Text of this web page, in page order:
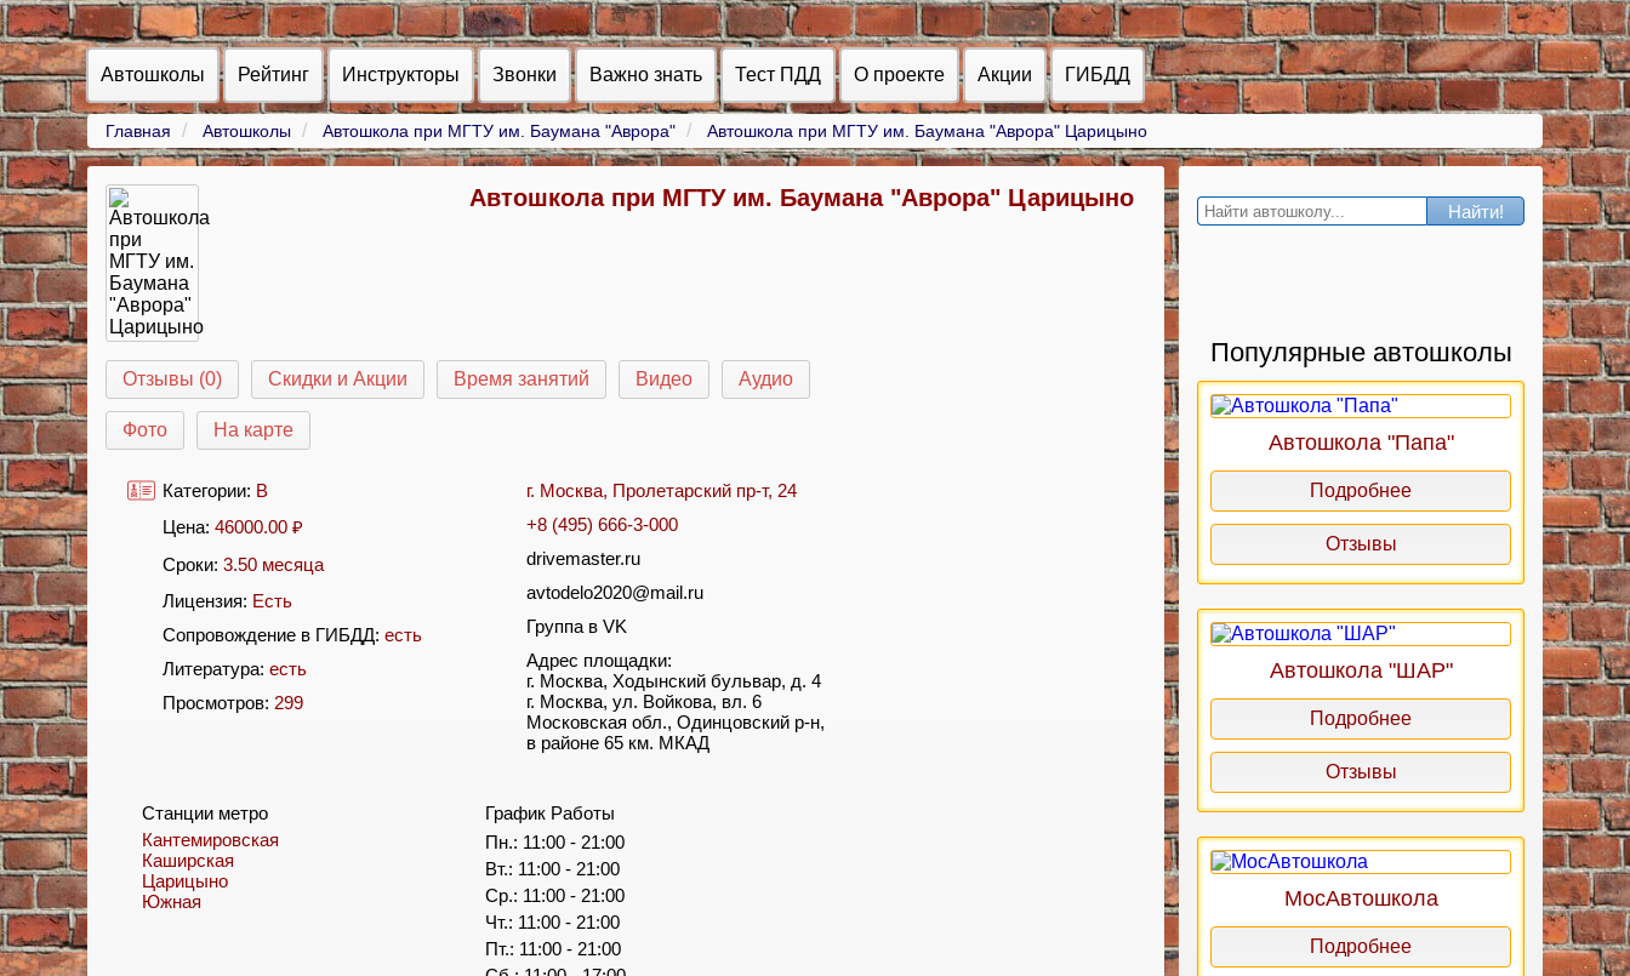
Автошколы Рейтинг Инструкторы Звонки Важно знать Тест ПДД О проекте Акции ГИБДД
Главная Автошколы Автошкола при МГТУ им. Баумана "Аврора" Автошкола при МГТУ им. Баумана "Аврора" Царицыно
Автошкола при МГТУ им. Баумана "Аврора" Царицыно
Отзывы (0) Скидки и Акции Время занятий Видео Аудио
Фото На карте
Категории: B
Цена:46000.00 ₽
Сроки:3.50 месяца
Лицензия: Есть
Сопровождение в ГИБДД:есть
Литература:есть
Просмотров: 299
г. Москва, Пролетарский пр-т, 24
+8 (495) 666-3-000
drivemaster.ru
avtodelo2020@mail.ru
Группа в VK
Адрес площадки:
г. Москва, Ходынский бульвар, д. 4
г. Москва, ул. Войкова, вл. 6
Московская обл., Одинцовский р-н,
в районе 65 км. МКАД
Станции метро
Кантемировская
Каширская
Царицыно
Южная
График Работы
Пн.: 11:00 - 21:00
Вт.: 11:00 - 21:00
Ср.: 11:00 - 21:00
Чт.: 11:00 - 21:00
Пт.: 11:00 - 21:00
Найти!
Популярные автошколы
Автошкола "Папа"
Подробнее
Отзывы
Автошкола "ШАР"
Подробнее
Отзывы
МосАвтошкола
Подробнее